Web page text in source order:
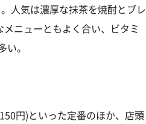
人気は濃厚な抹茶を焼酎とブレ
ニューともよく合い、ビタミ
い。
円)といった定番のほか、店頭